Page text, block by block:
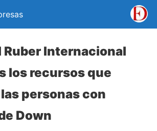
Ruber Internacional
los recursos que
personas con
Down